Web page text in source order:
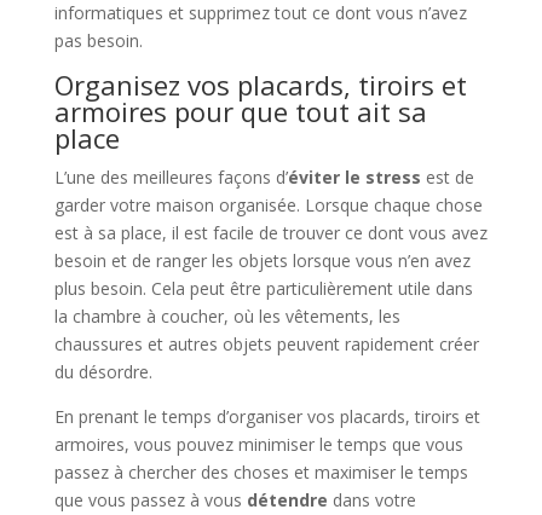
informatiques et supprimez tout ce dont vous n’avez
pas besoin.
Organisez vos placards, tiroirs et
armoires pour que tout ait sa
place
L’une des meilleures façons d’éviter le stress est de
garder votre maison organisée. Lorsque chaque chose
est à sa place, il est facile de trouver ce dont vous avez
besoin et de ranger les objets lorsque vous n’en avez
plus besoin. Cela peut être particulièrement utile dans
la chambre à coucher, où les vêtements, les
chaussures et autres objets peuvent rapidement créer
du désordre.
En prenant le temps d’organiser vos placards, tiroirs et
armoires, vous pouvez minimiser le temps que vous
passez à chercher des choses et maximiser le temps
que vous passez à vous détendre dans votre